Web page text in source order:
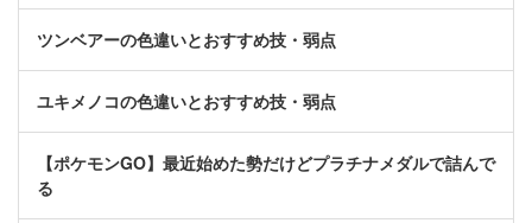
ツンベアーの色違いとおすすめ技・弱点
ユキメノコの色違いとおすすめ技・弱点
【ポケモンGO】最近始めた勢だけどプラチナメダルで詰んで
る